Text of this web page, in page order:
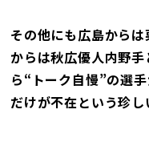
その他にも広島から
からは秋広優人内野
ら“トーク自慢”の選
だけが不在という珍し